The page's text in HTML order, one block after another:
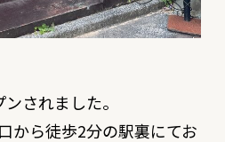
されました。
から徒歩2分の駅裏にてお